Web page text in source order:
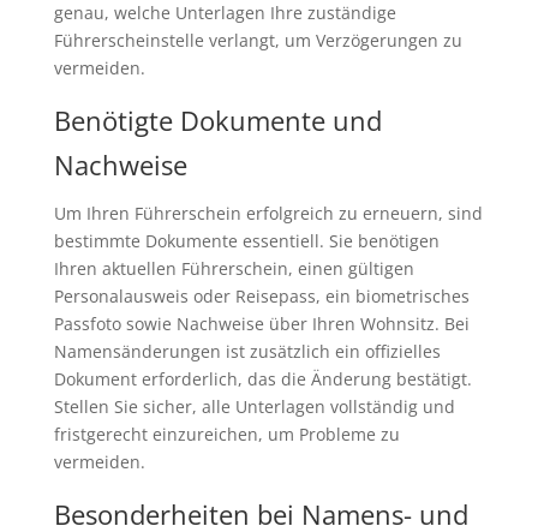
genau, welche Unterlagen Ihre zuständige
Führerscheinstelle verlangt, um Verzögerungen zu
vermeiden.
Benötigte Dokumente und
Nachweise
Um Ihren Führerschein erfolgreich zu erneuern, sind
bestimmte Dokumente essentiell. Sie benötigen
Ihren aktuellen Führerschein, einen gültigen
Personalausweis oder Reisepass, ein biometrisches
Passfoto sowie Nachweise über Ihren Wohnsitz. Bei
Namensänderungen ist zusätzlich ein offizielles
Dokument erforderlich, das die Änderung bestätigt.
Stellen Sie sicher, alle Unterlagen vollständig und
fristgerecht einzureichen, um Probleme zu
vermeiden.
Besonderheiten bei Namens- und